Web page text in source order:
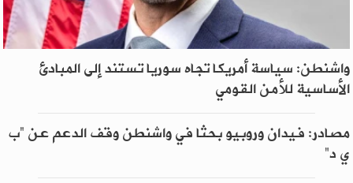
واشنطن: سياسة أمريكا تجاه سوريا تستند إلى المبادئ
الأساسية للأمن القومي
مصادر: فيدان وروبيو بحثا في واشنطن وقف الدعم عن “ب
ي د”